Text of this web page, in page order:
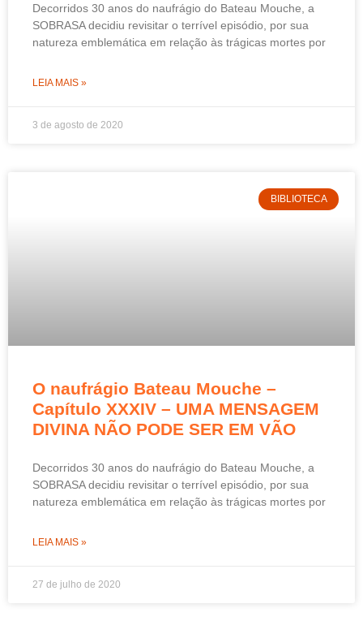
Decorridos 30 anos do naufrágio do Bateau Mouche, a
SOBRASA decidiu revisitar o terrível episódio, por sua
natureza emblemática em relação às trágicas mortes por
LEIA MAIS »
3 de agosto de 2020
BIBLIOTECA
O naufrágio Bateau Mouche –
Capítulo XXXIV – UMA MENSAGEM
DIVINA NÃO PODE SER EM VÃO
Decorridos 30 anos do naufrágio do Bateau Mouche, a
SOBRASA decidiu revisitar o terrível episódio, por sua
natureza emblemática em relação às trágicas mortes por
LEIA MAIS »
27 de julho de 2020